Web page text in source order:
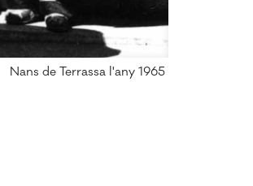
Nans de Terrassa l'any 1965